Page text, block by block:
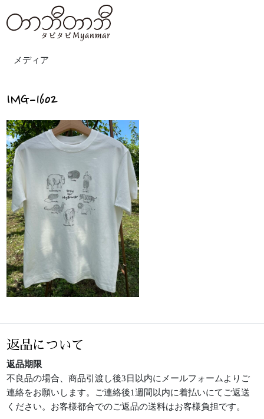
メディア
IMG-1602
返品について
返品期限
不良品の場合、商品引渡し後3日以内にメールフォームよりご
連絡をお願いします。ご連絡後1週間以内に着払いにてご返送
ください。お客様都合でのご返品の送料はお客様負担です。